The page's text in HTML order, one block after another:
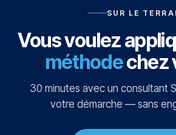
SUR LE
Vous voulez
méthodechez
30 minutes avec un consultant
votre démarche — sans